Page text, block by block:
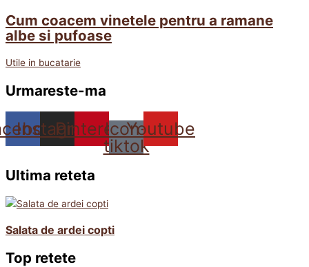
Cum coacem vinetele pentru a ramane
albe si pufoase
Utile in bucatarie
Urmareste-ma
Instagram
Pinterest
Icon-
tiktok
Youtube
Ultima reteta
Salata de ardei copti
Top retete